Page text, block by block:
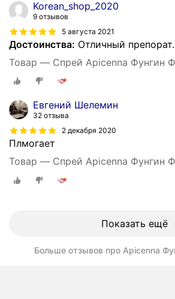
Korean_shop_2020
9 отзывов
5 августа 2021
Достоинства: Отличный препорат.
Товар — Спрей Apicenna Фунгин
Евгений Шелемин
32 отзыва
2 декабря 2020
Плмогает
Товар — Спрей Apicenna Фунгин
Показать ещё
Больше отзывов про Apicenna